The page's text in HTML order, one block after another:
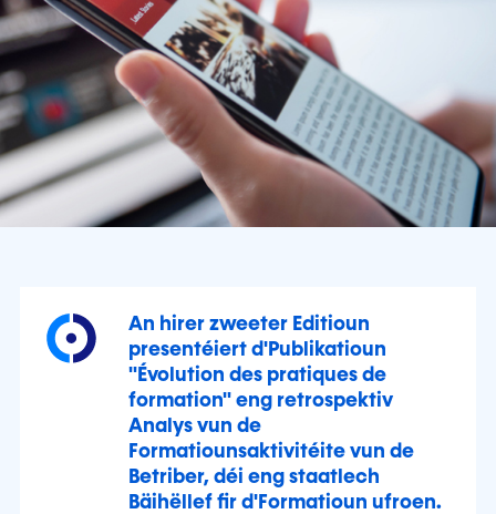
An hirer zweeter Editioun
presentéiert d'Publikatioun
"Évolution des pratiques de
formation" eng retrospektiv
Analys vun de
Formatiounsaktivitéite vun de
Betriber, déi eng staatlech
Bäihëllef fir d'Formatioun ufroen.